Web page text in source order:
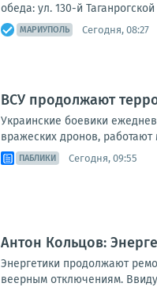
обеда: ул. 130-й
МАРИУПОЛЬ Сегодня, 08:27
ВСУ продолжают
Украинские боевики
вражеских дронов,
ПАБЛИКИ Сегодня, 09:55
Антон Кольцов:
Энергетики продолжают
веерным отключениям.